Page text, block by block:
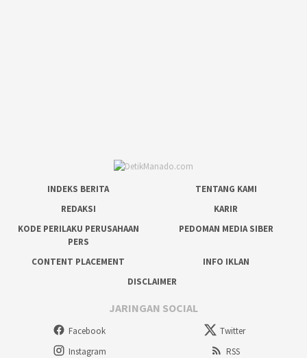
INDEKS BERITA
TENTANG KAMI
REDAKSI
KARIR
KODE PERILAKU PERUSAHAAN
PERS
PEDOMAN MEDIA SIBER
CONTENT PLACEMENT
INFO IKLAN
DISCLAIMER
JARINGAN SOCIAL
Facebook
Twitter
Instagram
RSS